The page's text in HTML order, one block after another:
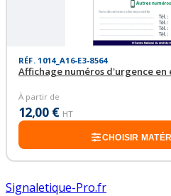
RÉF. 1014_A16-E3-8564
Affichage numéros d'urgence en
À partir de
12,00 € HT
CHOISIR
Signaletique-Pro.fr